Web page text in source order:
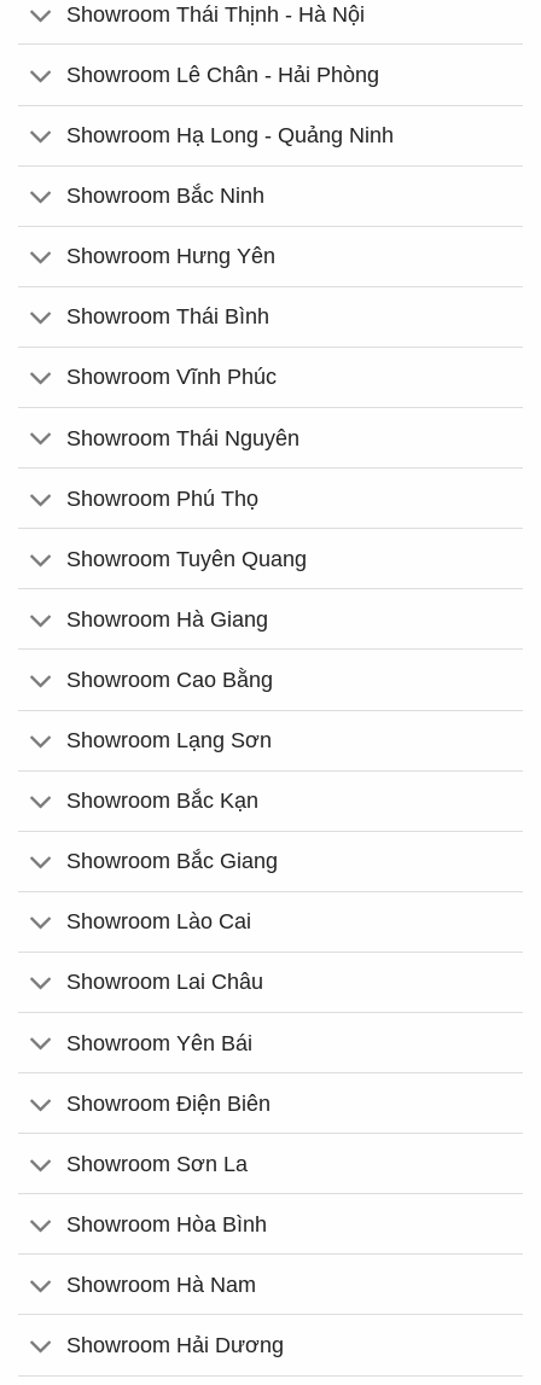
Showroom Thái Thịnh - Hà Nội
Showroom Lê Chân - Hải Phòng
Showroom Hạ Long - Quảng Ninh
Showroom Bắc Ninh
Showroom Hưng Yên
Showroom Thái Bình
Showroom Vĩnh Phúc
Showroom Thái Nguyên
Showroom Phú Thọ
Showroom Tuyên Quang
Showroom Hà Giang
Showroom Cao Bằng
Showroom Lạng Sơn
Showroom Bắc Kạn
Showroom Bắc Giang
Showroom Lào Cai
Showroom Lai Châu
Showroom Yên Bái
Showroom Điện Biên
Showroom Sơn La
Showroom Hòa Bình
Showroom Hà Nam
Showroom Hải Dương